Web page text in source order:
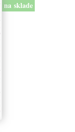
na sklade